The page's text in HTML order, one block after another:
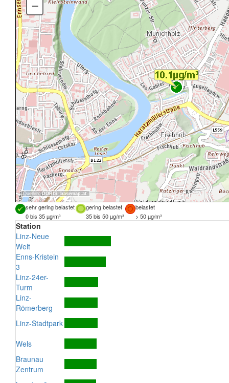
Quellen:DORIS, basemap.at
–
sehr gering belastet gering belastet
belastet
0 bis 35 µg/m³
35 bis 50 µg/m³ > 50 µg/m³
Station
Linz-Neue
Welt
Enns-Kristein
3
Linz-24er-
Turm
Linz-
Römerberg
Linz-Stadtpark
Wels
Braunau
Zentrum